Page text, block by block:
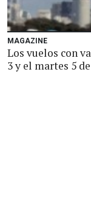
MAGAZINE
Los vuelos con
3 y el martes 5